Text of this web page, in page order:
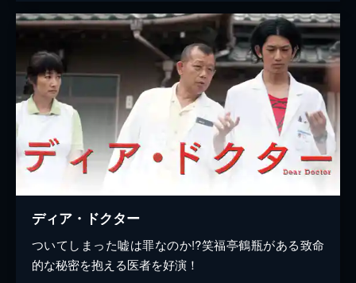
ディア・ドクター
ついてしまった嘘は罪なのか!?笑福亭鶴瓶がある致命
的な秘密を抱える医者を好演！